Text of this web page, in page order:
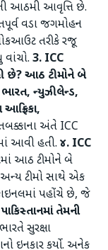
આઠમી આવૃત્તિ છે.
વડા જગમોહન
તરીકે રજૂ
વાંચો. 3. ICC
છે?આઠ ટીમોને બે
ભારત, ન્યુઝીલેન્ડ,
અંતે ICC
આવી હતી. ૪. ICC
આઠ ટીમોને બે
અન્ય ટીમો સાથે એક
પહોંચે છે, જે
તેમની
ભારતે સુરક્ષા
ઇનકાર કર્યો. અનેક